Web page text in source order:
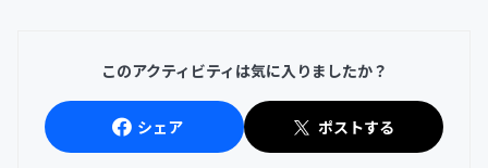
このアクティビティは気に入りましたか？
シェア ポストする